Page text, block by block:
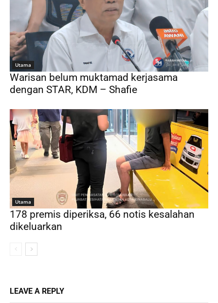
Utama
Warisan belum muktamad kerjasama
dengan STAR, KDM – Shafie
Utama
178 premis diperiksa, 66 notis kesalahan
dikeluarkan
LEAVE A REPLY